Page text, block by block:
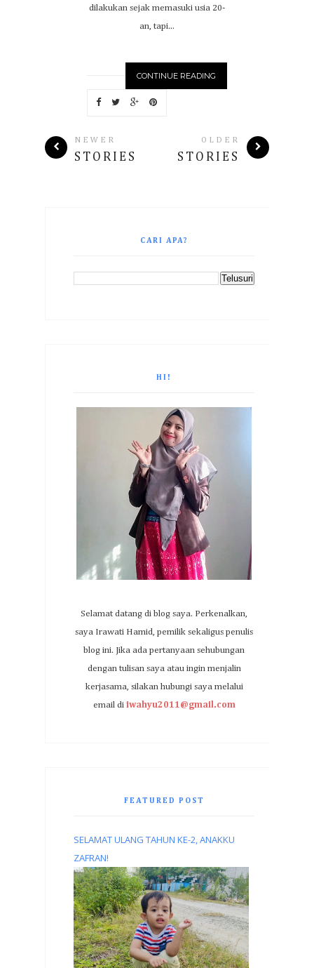
dilakukan sejak memasuki usia 20-
an, tapi...
CONTINUE READING
NEWER
STORIES
OLDER
STORIES
CARI APA?
HI!
Selamat datang di blog saya. Perkenalkan,
saya Irawati Hamid, pemilik sekaligus penulis
blog ini. Jika ada pertanyaan sehubungan
dengan tulisan saya atau ingin menjalin
kerjasama, silakan hubungi saya melalui
email di iwahyu2011@gmail.com
FEATURED POST
SELAMAT ULANG TAHUN KE-2, ANAKKU
ZAFRAN!